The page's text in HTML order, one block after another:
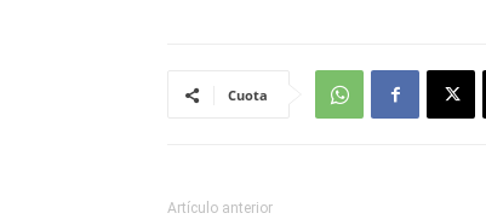
Cuota
Artículo anterior